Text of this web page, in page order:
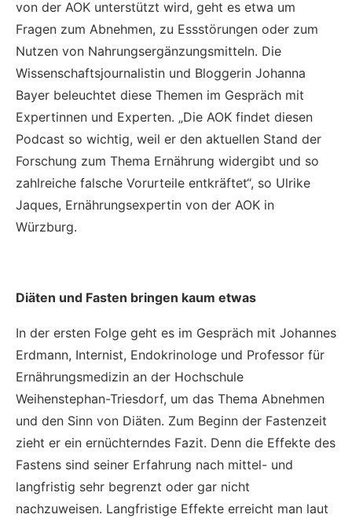
von der AOK unterstützt wird, geht es etwa um
Fragen zum Abnehmen, zu Essstörungen oder zum
Nutzen von Nahrungsergänzungsmitteln. Die
Wissenschaftsjournalistin und Bloggerin Johanna
Bayer beleuchtet diese Themen im Gespräch mit
Expertinnen und Experten. „Die AOK findet diesen
Podcast so wichtig, weil er den aktuellen Stand der
Forschung zum Thema Ernährung widergibt und so
zahlreiche falsche Vorurteile entkräftet“, so Ulrike
Jaques, Ernährungsexpertin von der AOK in
Würzburg.
Diäten und Fasten bringen kaum etwas
In der ersten Folge geht es im Gespräch mit Johannes
Erdmann, Internist, Endokrinologe und Professor für
Ernährungsmedizin an der Hochschule
Weihenstephan-Triesdorf, um das Thema Abnehmen
und den Sinn von Diäten. Zum Beginn der Fastenzeit
zieht er ein ernüchterndes Fazit. Denn die Effekte des
Fastens sind seiner Erfahrung nach mittel- und
langfristig sehr begrenzt oder gar nicht
nachzuweisen. Langfristige Effekte erreicht man laut